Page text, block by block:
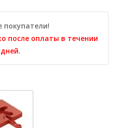
после оплаты в течении